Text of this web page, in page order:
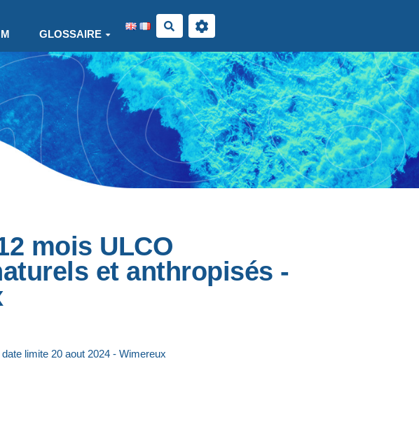
GLOSSAIRE
Rechercher
mois ULCO
et anthropisés -
limite 20 aout 2024 - Wimereux